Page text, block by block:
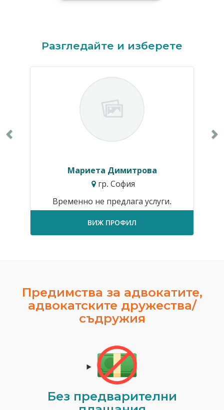
Разгледайте и изберете
Мариета Димитрова
гр. София
Временно не предлага услуги.
ВИЖ ПРОФИЛ
Предимства за адвокатите,
адвокатските дружества/
съдружия
Без предварителни